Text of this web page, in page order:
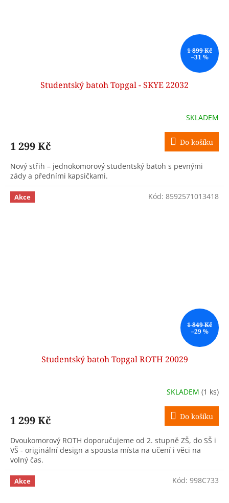
1 899 Kč
–31 %
Studentský batoh Topgal - SKYE 22032
SKLADEM
1 299 Kč Do košíku
Nový střih – jednokomorový studentský batoh s pevnými
zády a předními kapsičkami.
Akce
1 849 Kč
–29 %
Studentský batoh Topgal ROTH 20029
SKLADEM (1 ks)
1 299 Kč Do košíku
Dvoukomorový ROTH doporučujeme od 2. stupně ZŠ, do SŠ i
VŠ - originální design a spousta místa na učení i věci na
volný čas.
Kód: 8592571013418
Akce Kód: 998C733